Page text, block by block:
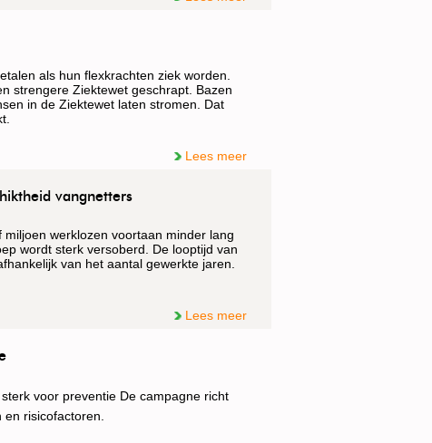
als hun flexkrachten ziek worden.
strengere Ziektewet geschrapt. Bazen
in de Ziektewet laten stromen. Dat
Lees meer
vangnetters
werklozen voortaan minder lang
wordt sterk versoberd. De looptijd van
van het aantal gewerkte jaren.
Lees meer
voor preventie De campagne richt
risicofactoren.